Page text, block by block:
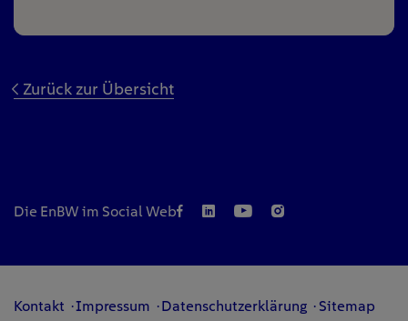
Zurück zur Übersicht
Die EnBW im Social Web
Kontakt Impressum Datenschutzerklärung Sitemap